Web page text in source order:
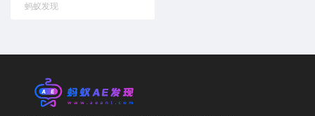
蚂蚁发现